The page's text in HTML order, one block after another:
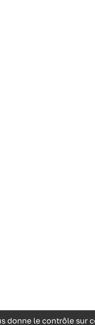
donne le contrôle sur